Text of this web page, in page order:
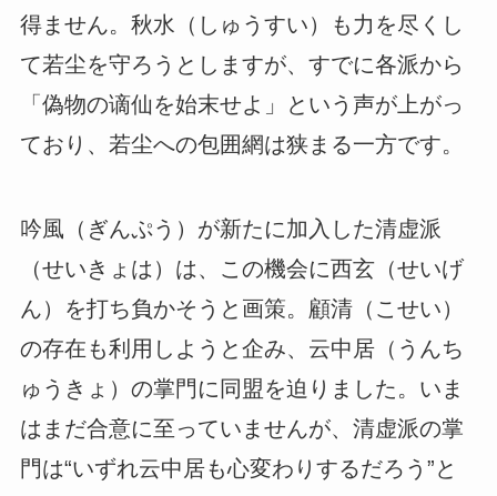
得ません。秋水（しゅうすい）も力を尽くし
て若尘を守ろうとしますが、すでに各派から
「偽物の谪仙を始末せよ」という声が上がっ
ており、若尘への包囲網は狭まる一方です。
吟風（ぎんぷう）が新たに加入した清虚派
（せいきょは）は、この機会に西玄（せいげ
ん）を打ち負かそうと画策。顧清（こせい）
の存在も利用しようと企み、云中居（うんち
ゅうきょ）の掌門に同盟を迫りました。いま
はまだ合意に至っていませんが、清虚派の掌
門は“いずれ云中居も心変わりするだろう”と